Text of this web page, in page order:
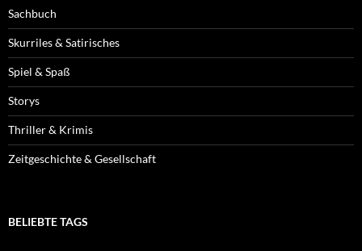
Sachbuch
Skurriles & Satirisches
Spiel & Spaß
Storys
Thriller & Krimis
Zeitgeschichte & Gesellschaft
BELIEBTE TAGS